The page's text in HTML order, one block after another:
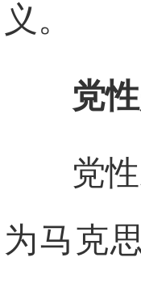
义。
党
党
为马克